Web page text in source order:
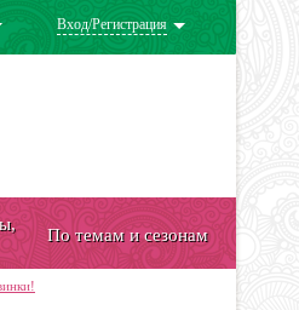
Вход/Регистрация
По темам и сезонам